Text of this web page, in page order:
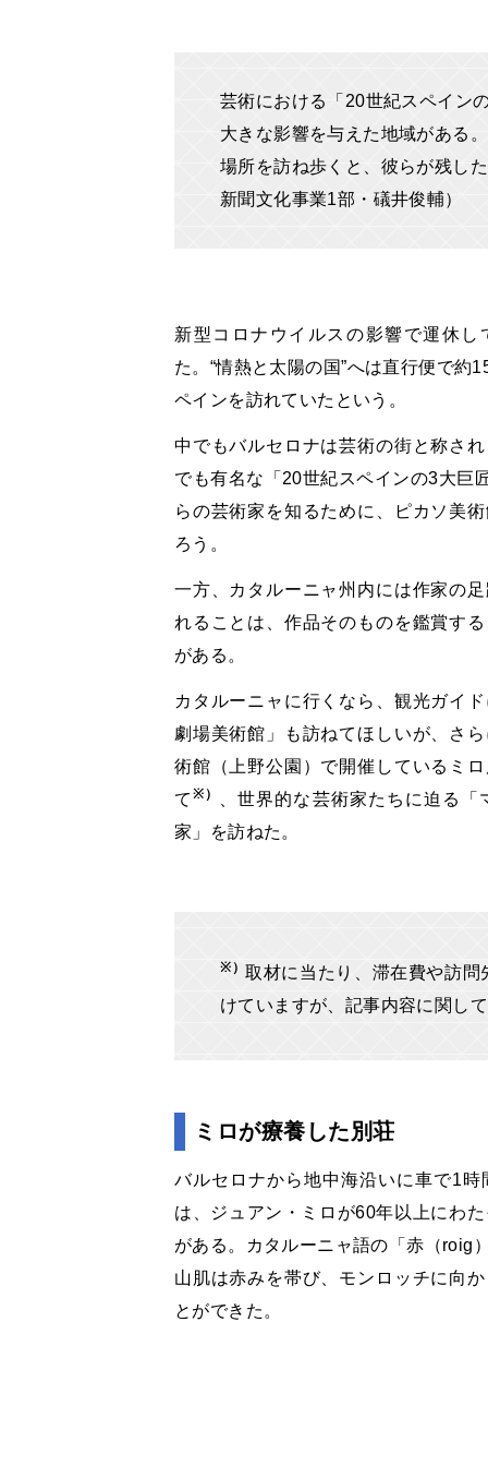
芸術における「20世紀スペイン
大きな影響を与えた地域がある
場所を訪ね歩くと、彼らが残し
新聞文化事業1部・礒井俊輔）
新型コロナウイルスの影響で運休
た。“情熱と太陽の国”へは直行便で
ペインを訪れていたという。
中でもバルセロナは芸術の街と称さ
でも有名な「20世紀スペインの3大巨
らの芸術家を知るために、ピカソ美
ろう。
一方、カタルーニャ州内には作家の
れることは、作品そのものを鑑賞す
がある。
カタルーニャに行くなら、観光ガイ
劇場美術館」も訪ねてほしいが、さ
術館（上野公園）で開催しているミ
て※）
、世界的な芸術家たちに迫る
家」を訪ねた。
※）取材に当たり、滞在費や訪
けていますが、記事内容に関し
ミロが療養した別荘
バルセロナから地中海沿いに車で1
は、ジュアン・ミロが60年以上にわ
がある。カタルーニャ語の「赤（roig
山肌は赤みを帯び、モンロッチに向
とができた。